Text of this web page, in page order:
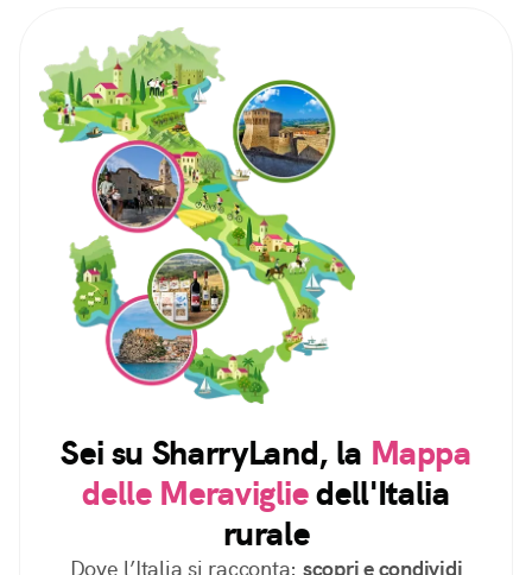
Sei su SharryLand, la Mappa
delle Meravigliedell'Italia
rurale
Dove l’Italia si racconta: scopri e condividi